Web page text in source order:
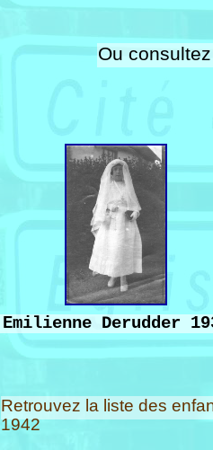
Ou
Retrouvez la liste des
1942
Emilienne Derudder